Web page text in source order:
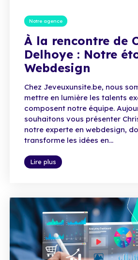
Notre agence
À la rencontre de
Delhoye : Notre
Webdesign
Chez Jeveuxunsite.be, nous
mettre en lumière les talents
composent notre équipe.
souhaitons vous présenter
notre experte en webdesign,
transforme les idées en...
Lire plus